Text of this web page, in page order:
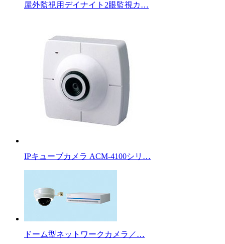
屋外監視用デイナイト2眼監視カ…
IPキューブカメラ ACM-4100シリ…
ドーム型ネットワークカメラ／…